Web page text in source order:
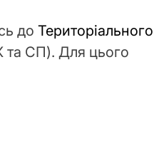
доТериторіального
та СП). Для цього